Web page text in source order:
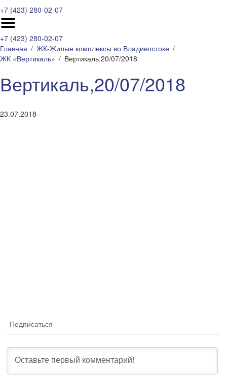
+7 (423) 280-02-07
+7 (423) 280-02-07
Главная
ЖК-Жилые комплексы во Владивостоке
ЖК «Вертикаль»
Вертикаль,20/07/2018
Вертикаль,20/07/2018
23.07.2018
Подписаться